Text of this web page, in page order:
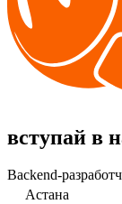
вступай в
Backend-
Астана